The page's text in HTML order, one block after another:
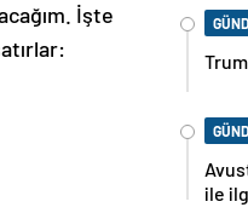
İşte
ile